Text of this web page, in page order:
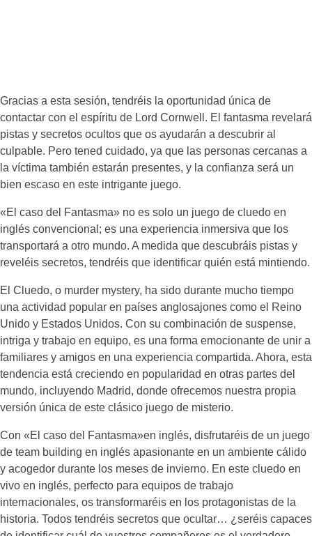
Gracias a esta sesión, tendréis la oportunidad única de
contactar con el espíritu de Lord Cornwell. El fantasma revelará
pistas y secretos ocultos que os ayudarán a descubrir al
culpable. Pero tened cuidado, ya que las personas cercanas a
la víctima también estarán presentes, y la confianza será un
bien escaso en este intrigante juego.
«El caso del Fantasma» no es solo un juego de cluedo en
inglés convencional; es una experiencia inmersiva que los
transportará a otro mundo. A medida que descubráis pistas y
reveléis secretos, tendréis que identificar quién está mintiendo.
El Cluedo, o murder mystery, ha sido durante mucho tiempo
una actividad popular en países anglosajones como el Reino
Unido y Estados Unidos. Con su combinación de suspense,
intriga y trabajo en equipo, es una forma emocionante de unir a
familiares y amigos en una experiencia compartida. Ahora, esta
tendencia está creciendo en popularidad en otras partes del
mundo, incluyendo Madrid, donde ofrecemos nuestra propia
versión única de este clásico juego de misterio.
Con «El caso del Fantasma»en inglés, disfrutaréis de un juego
de team building en inglés apasionante en un ambiente cálido
y acogedor durante los meses de invierno. En este cluedo en
vivo en inglés, perfecto para equipos de trabajo
internacionales, os transformaréis en los protagonistas de la
historia. Todos tendréis secretos que ocultar… ¿seréis capaces